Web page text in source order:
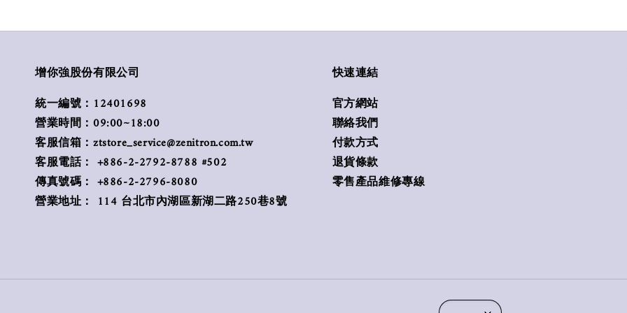
增你強股份有限公司
統一編號：12401698
營業時間：09:00~18:00
客服信箱：ztstore_service@zenitron.com.tw
客服電話： +886-2-2792-8788 #502
傳真號碼： +886-2-2796-8080
營業地址： 114 台北市內湖區新湖二路250巷8號
快速連結
官方網站
聯絡我們
付款方式
退貨條款
零售產品維修專線